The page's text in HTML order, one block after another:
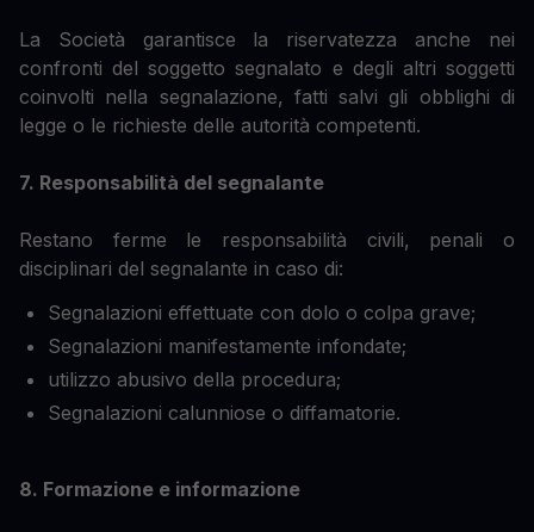
La Società garantisce la riservatezza anche nei
confronti del soggetto segnalato e degli altri soggetti
coinvolti nella segnalazione, fatti salvi gli obblighi di
legge o le richieste delle autorità competenti.
7. Responsabilità del segnalante
Restano ferme le responsabilità civili, penali o
disciplinari del segnalante in caso di:
Segnalazioni effettuate con dolo o colpa grave;
Segnalazioni manifestamente infondate;
utilizzo abusivo della procedura;
Segnalazioni calunniose o diffamatorie.
8. Formazione e informazione